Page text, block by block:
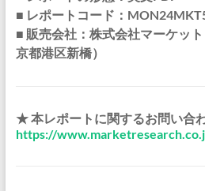
■ レポートコード：
■ 販売会社：株式会社マーケッ
京都港区新橋）
★ 本レポートに関するお問い合
https://